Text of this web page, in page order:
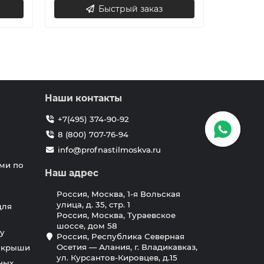
Быстрый заказ
по
крыши
Наши контакты
+7(495) 374-90-92
8 (800) 707-76-94
info@profnastilmoskva.ru
Наш адрес
Россия, Москва, 1-я Вольская
улица, д. 35, стр. 1
Россия, Москва, Тураевское
шоссе, дом 58
Россия, Республика Северная
Осетия — Алания, г. Владикавказ,
ул. Курсантов-Кировцев, д.15